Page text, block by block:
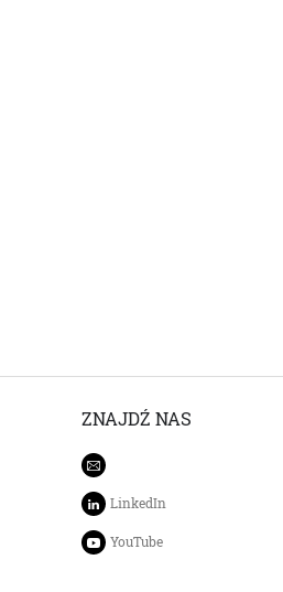
ZNAJDŹ NAS
LinkedIn
YouTube